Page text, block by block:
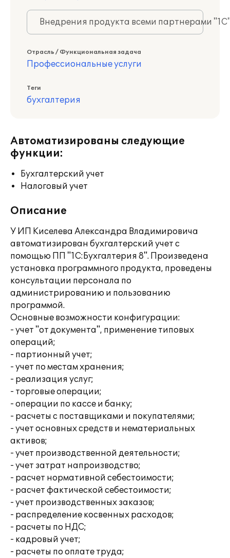
Внедрения продукта всеми партнерами
Отрасль / Функциональная задача
Профессиональные услуги
Теги
бухгалтерия
Автоматизированы следующие
функции:
Бухгалтерский учет
Налоговый учет
Описание
У ИП Киселева Александра Владимировича
автоматизирован бухгалтерский учет с
помощью ПП "1С:Бухгалтерия 8". Произведена
установка программного продукта, проведены
консультации персонала по
администрированию и пользованию
программой.
Основные возможности конфигурации:
- учет "от документа", применение типовых
операций;
- партионный учет;
- учет по местам хранения;
- реализация услуг;
- торговые операции;
- операции по кассе и банку;
- расчеты с поставщиками и покупателями;
- учет основных средств и нематериальных
активов;
- учет производственной деятельности;
- учет затрат напроизводство;
- расчет нормативной себестоимости;
- расчет фактической себестоимости;
- учет производственных заказов;
- распределение косвенных расходов;
- расчеты по НДС;
- кадровый учет;
- расчеты по оплате труда;